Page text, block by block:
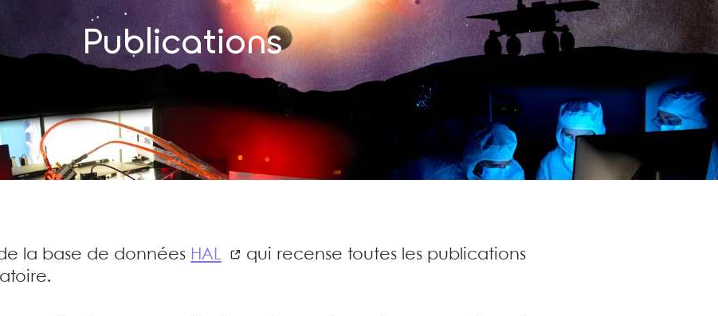
Publications
la base de données HAL
qui recense toutes les publications